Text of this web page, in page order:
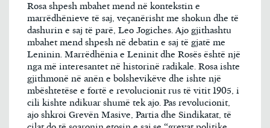
Rosa shpesh mbahet mend në kontekstin e
marrëdhënieve të saj, veçanërisht me shokun dhe të
dashurin e saj të parë, Leo Jogiches. Ajo gjithashtu
mbahet mend shpesh në debatin e saj të gjatë me
Leninin. Marrëdhënia e Leninit dhe Rosës është një
nga më interesantet në historinë radikale. Rosa ishte
gjithmonë në anën e bolshevikëve dhe ishte një
mbështetëse e fortë e revolucionit rus të vitit 1905, i
cili kishte ndikuar shumë tek ajo. Pas revolucionit,
ajo shkroi Grevën Masive, Partia dhe Sindikatat, të